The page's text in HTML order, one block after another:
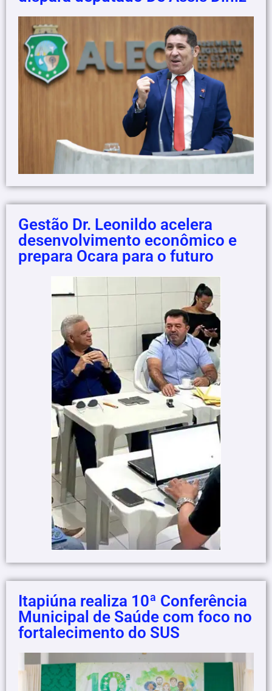
Gestão Dr. Leonildo acelera
desenvolvimento econômico e
prepara Ocara para o futuro
Itapiúna realiza 10ª Conferência
Municipal de Saúde com foco no
fortalecimento do SUS